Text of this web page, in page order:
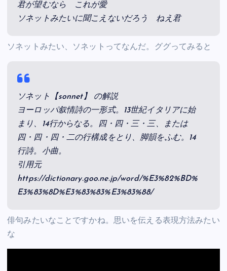
君が望むなら これが愛
ソネットみたいに聞こえないだろう ねえ君
ソネットみたい、ソネットってなんだ。ググってみると
ソネット【sonnet】 の解説
ヨーロッパ叙情詩の一形式。13世紀イタリアに始
まり、14行からなる。四・四・三・三、または
四・四・四・二の行構成をとり、脚韻をふむ。14
行詩。小曲。
引用元
https://dictionary.goo.ne.jp/word/%E3%82%BD%
E3%83%8D%E3%83%83%E3%83%88/
俳句みたいなことですかね。思いを伝える表現方法みたい
な